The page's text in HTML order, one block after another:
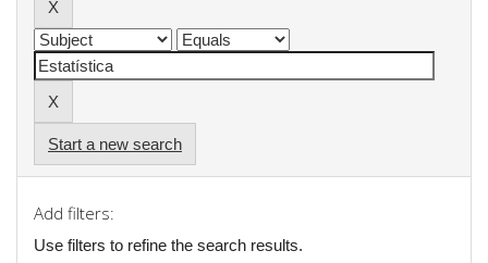
Start a new search
Add filters:
Use filters to refine the search results.